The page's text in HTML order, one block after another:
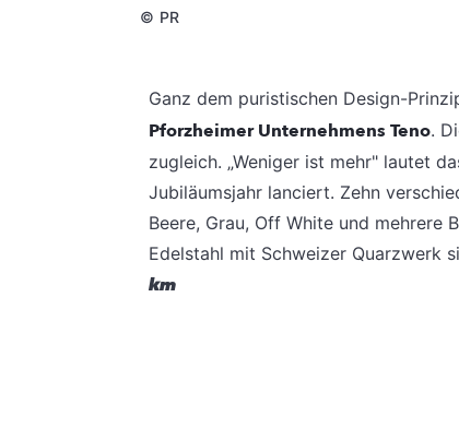
© PR
Ganz dem puristischen Design-
Pforzheimer Unternehmens Teno.
zugleich. „Weniger ist mehr" lautet
Jubiläumsjahr lanciert. Zehn
Beere, Grau, Off White und mehrere
Edelstahl mit Schweizer Quarzwerk
km